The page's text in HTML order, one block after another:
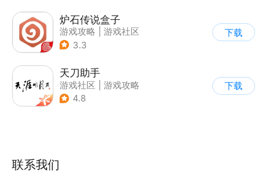
炉石传说盒子
游戏攻略
游戏社区
3.3
下载
天刀助手
游戏社区
游戏攻略
4.8
下载
联系我们